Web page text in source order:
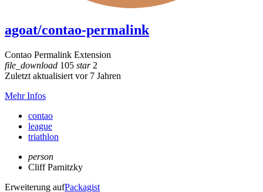
agoat/contao-permalink
Contao Permalink Extension
file_download 105 star2
Zuletzt aktualisiert vor 7 Jahren
Mehr Infos
contao
league
triathlon
person
Cliff Parnitzky
Erweiterung aufPackagist